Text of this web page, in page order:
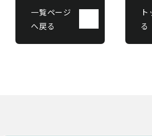
一覧ページ
へ戻る
る